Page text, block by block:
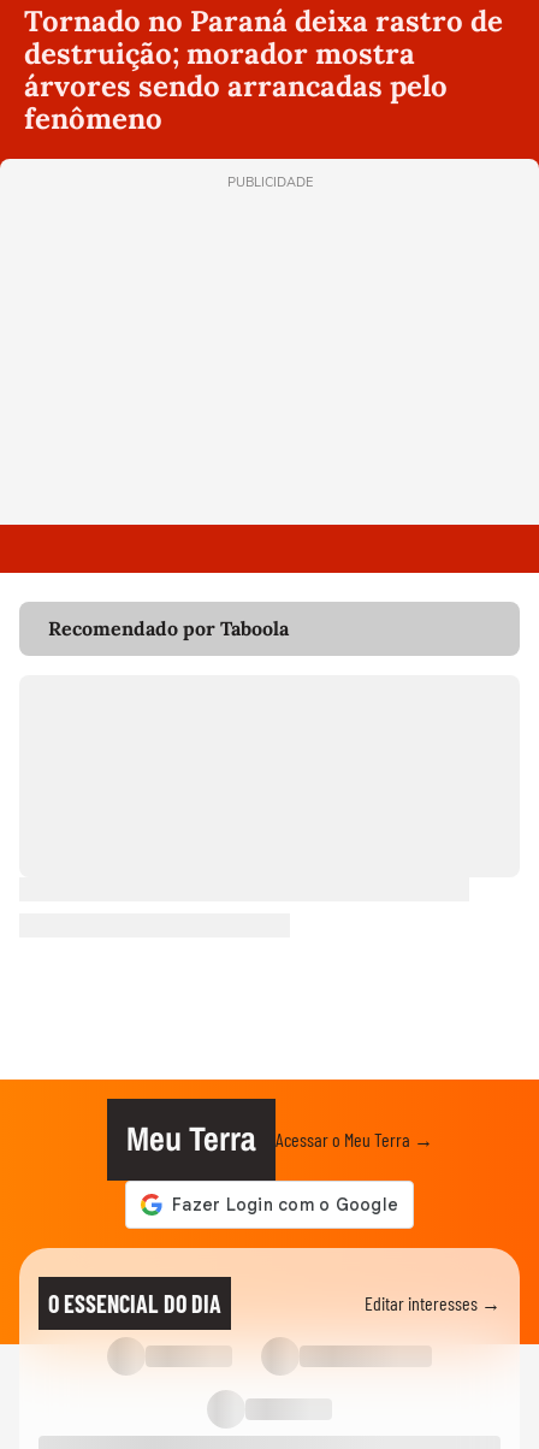
Tornado no Paraná deixa rastro de
destruição; morador mostra
árvores sendo arrancadas pelo
fenômeno
PUBLICIDADE
Recomendado por Taboola
Meu Terra Acessar o Meu Terra →
O ESSENCIAL DO DIA Editar interesses →